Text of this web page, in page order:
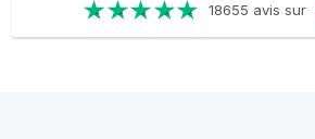
18655 avis sur